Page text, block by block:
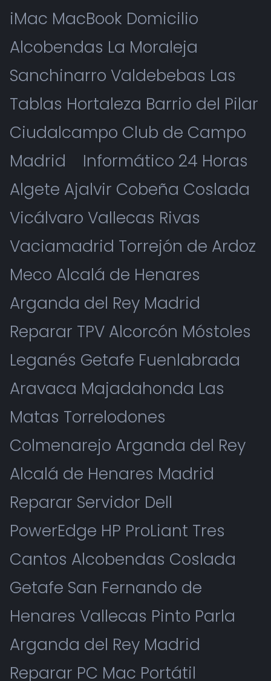
iMac MacBook Domicilio
Alcobendas La Moraleja
Sanchinarro Valdebebas Las
Tablas Hortaleza Barrio del Pilar
Ciudalcampo Club de Campo
Madrid
Informático 24 Horas
Algete Ajalvir Cobeña Coslada
Vicálvaro Vallecas Rivas
Vaciamadrid Torrejón de Ardoz
Meco Alcalá de Henares
Arganda del Rey Madrid
Reparar TPV Alcorcón Móstoles
Leganés Getafe Fuenlabrada
Aravaca Majadahonda Las
Matas Torrelodones
Colmenarejo Arganda del Rey
Alcalá de Henares Madrid
Reparar Servidor Dell
PowerEdge HP ProLiant Tres
Cantos Alcobendas Coslada
Getafe San Fernando de
Henares Vallecas Pinto Parla
Arganda del Rey Madrid
Reparar PC Mac Portátil